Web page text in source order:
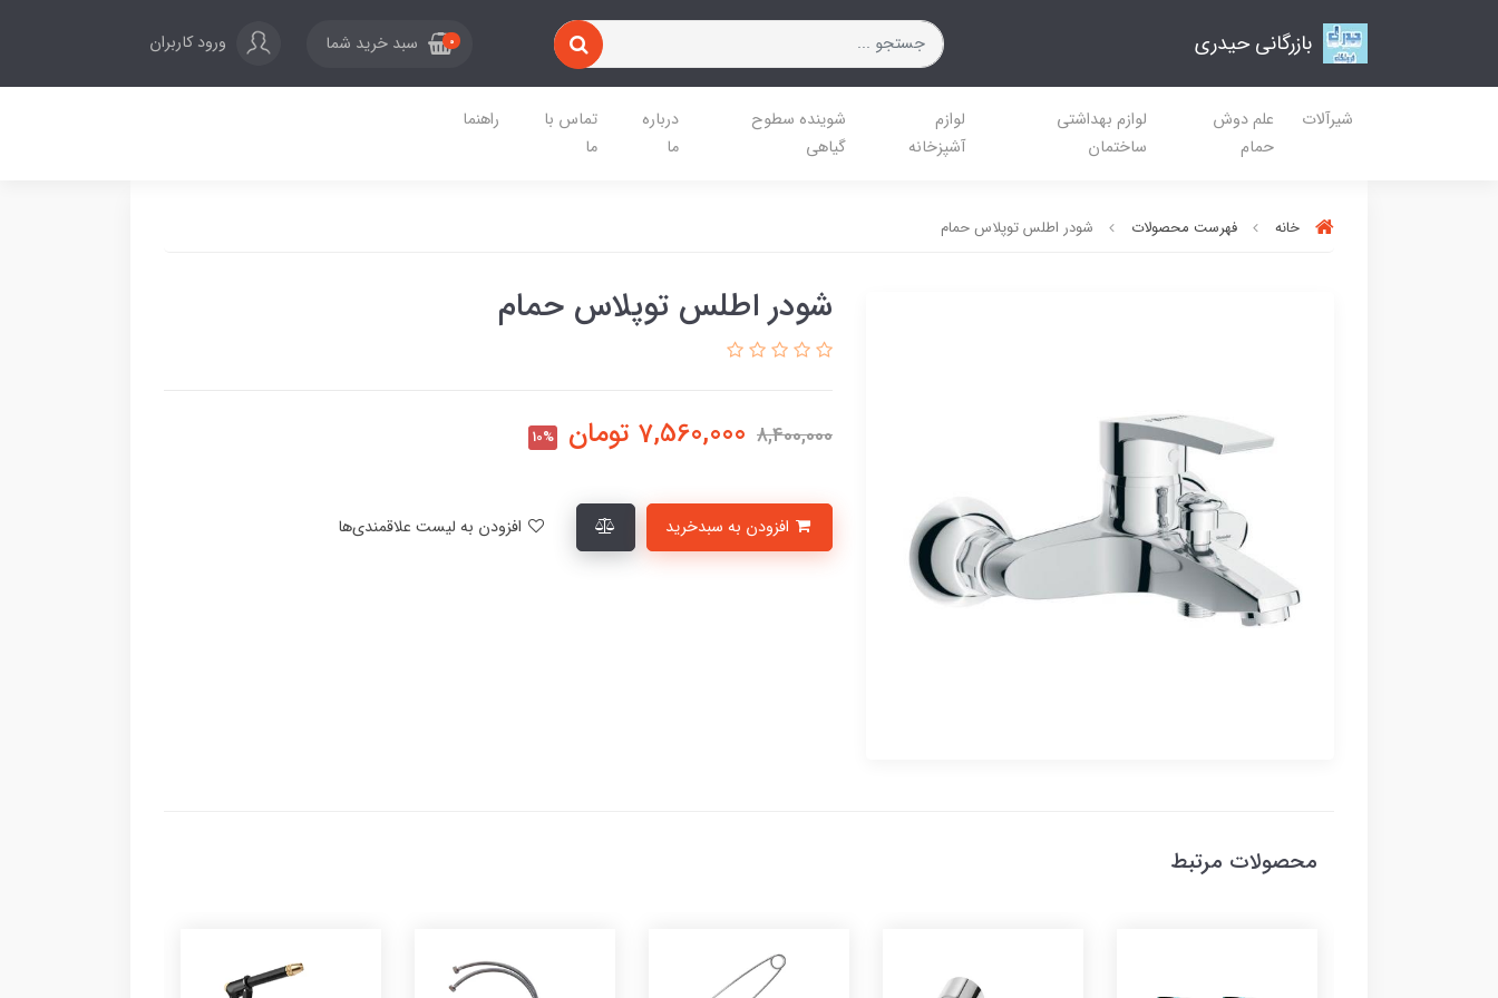
بازرگانی حیدری 0 سبد خرید شما ورود کاربران
شیرآلات
علم دوش
حمام
لوازم بهداشتی
ساختمان
لوازم
آشپزخانه
شوینده سطوح
گیاهی
درباره
ما
تماس با
ما
راهنما
خانه فهرست محصولات شودر اطلس توپلاس حمام
شودر اطلس توپلاس حمام
8,400,000
7,560,000 تومان 10%
محصولات مرتبط